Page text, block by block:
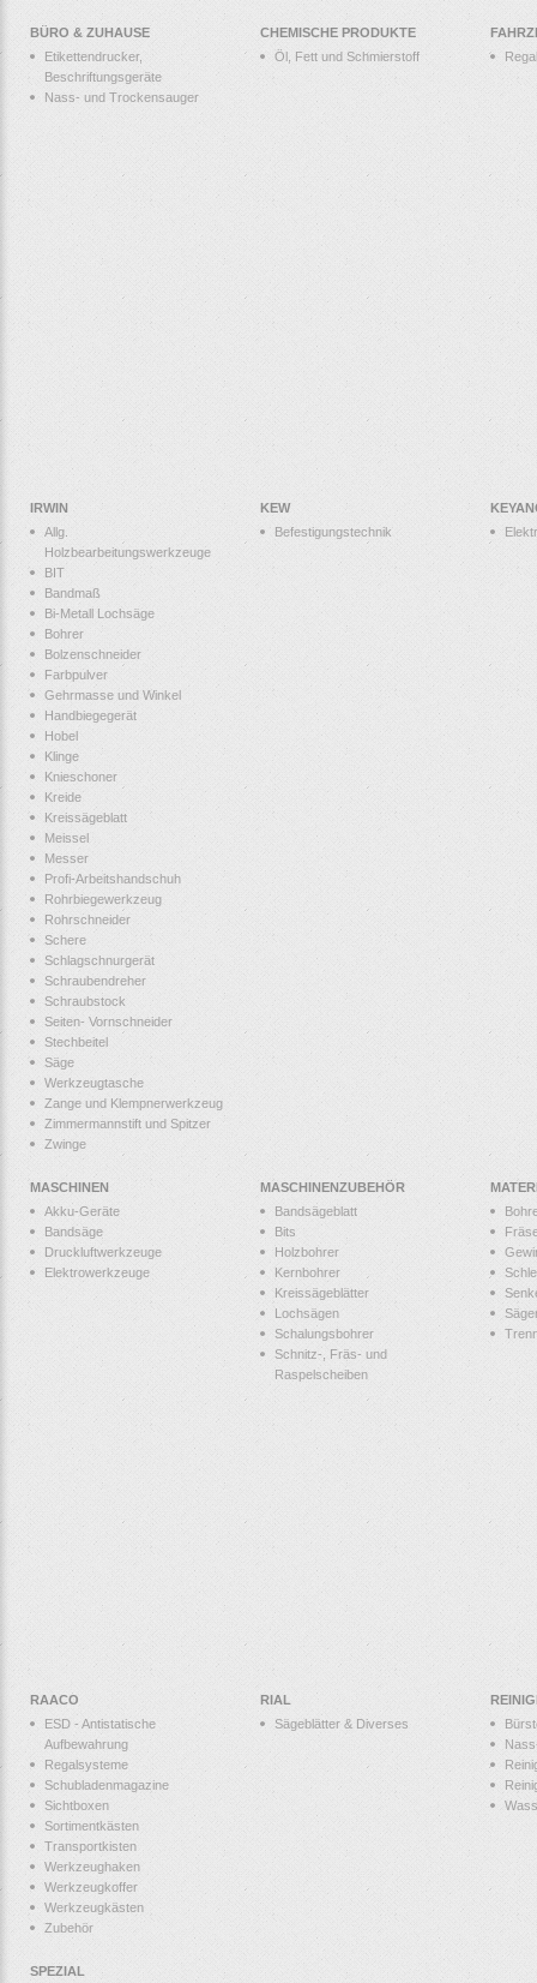
BÜRO & ZUHAUSE
Etikettendrucker,
Beschriftungsgeräte
Nass- und Trockensauger
CHEMISCHE PRODUKTE
Öl, Fett und Schmierstoff
IRWIN
Allg.
Holzbearbeitungswerkzeuge
BIT
Bandmaß
Bi-Metall Lochsäge
Bohrer
Bolzenschneider
Farbpulver
Gehrmasse und Winkel
Handbiegegerät
Hobel
Klinge
Knieschoner
Kreide
Kreissägeblatt
Meissel
Messer
Profi-Arbeitshandschuh
Rohrbiegewerkzeug
Rohrschneider
Schere
Schlagschnurgerät
Schraubendreher
Schraubstock
Seiten- Vornschneider
Stechbeitel
Säge
Werkzeugtasche
Zange und Klempnerwerkzeug
Zimmermannstift und Spitzer
Zwinge
KEW
Befestigungstechnik
MASCHINEN
Akku-Geräte
Bandsäge
Druckluftwerkzeuge
Elektrowerkzeuge
MASCHINENZUBEHÖR
Bandsägeblatt
Bits
Holzbohrer
Kernbohrer
Kreissägeblätter
Lochsägen
Schalungsbohrer
Schnitz-, Fräs- und
Raspelscheiben
RAACO
ESD - Antistatische
Aufbewahrung
Regalsysteme
Schubladenmagazine
Sichtboxen
Sortimentkästen
Transportkisten
Werkzeughaken
Werkzeugkoffer
Werkzeugkästen
Zubehör
RIAL
Sägeblätter & Diverses
SPEZIAL